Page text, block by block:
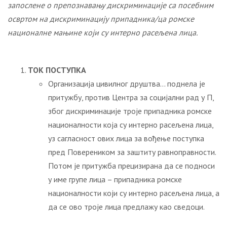
запослене о препознавању дискриминације са посебним
освртом на дискриминацијуприпадника/ца ромске
националне мањине који суинтерно расељеналица.
ТОК ПОСТУПКА
Организација цивилног друштва… поднела је
притужбу, против Центра за социјални рад у П,
због дискриминације троје припадника ромске
националности која су интерно расељена лица,
уз сагласност ових лица за вођење поступка
пред Повереником за заштиту равноправности.
Потом је притужба прецизирана да се подноси
у име групе лица – припадника ромске
националности који су интерно расељена лица, а
да се ово троје лица предлажу као сведоци.